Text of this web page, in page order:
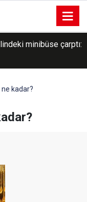
minibüse çarptı:
ne kadar?